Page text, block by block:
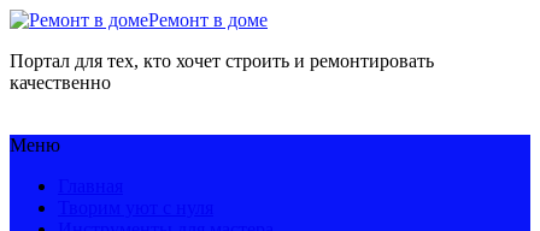
Ремонт в доме
Портал для тех, кто хочет строить и ремонтировать
качественно
Меню